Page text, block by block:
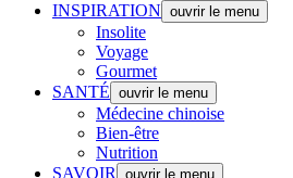
INSPIRATION ouvrir le menu
Insolite
Voyage
Gourmet
SANTÉ ouvrir le menu
Médecine chinoise
Bien-être
Nutrition
SAVOIR
ouvrir le menu